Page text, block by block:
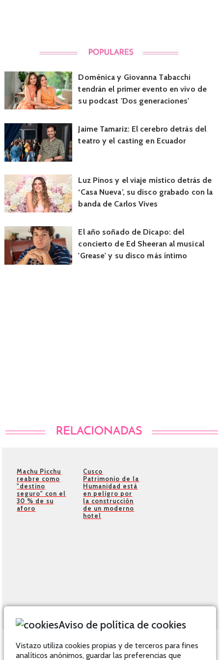
Doménica y Giovanna Tabacchi
tendrán el primer evento en vivo de
su podcast 'Dos generaciones'
Jaime Tamariz: El cerebro detrás del
teatro y el casting en Ecuador
Luz Pinos y el viaje místico detrás de
‘Casa Nueva’, su disco grabado con la
banda de Carlos Vives
El año soñado de Dicapo: del
concierto de Ed Sheeran al musical
'Grease' y su disco más íntimo
Machu Picchu
reabre como
"destino
seguro" con el
30 % de su
aforo
Cusco
Patrimonio de la
Humanidad está
en peligro por
la construcción
de un moderno
hotel
Aviso de política de cookies
Vistazo utiliza cookies propias y de terceros para fines
analíticos anónimos, guardar las preferencias que